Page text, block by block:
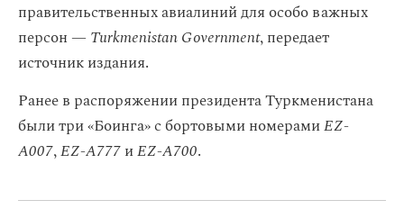
правительственных авиалиний для особо важных
персон —Turkmenistan Government, передает
источник издания.
Ранее в распоряжении президента Туркменистана
были три «Боинга» с бортовыми номерамиEZ-
A007,EZ-A777иEZ-A700.